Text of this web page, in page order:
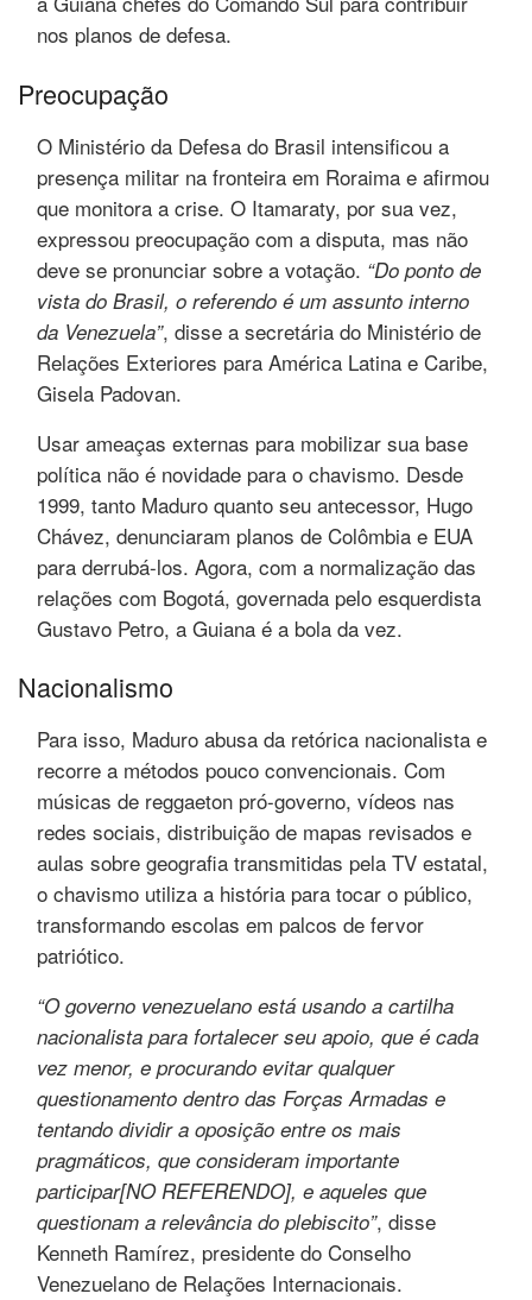
nos planos de defesa.
Preocupação
O Ministério da Defesa do Brasil intensificou a
presença militar na fronteira em Roraima e afirmou
que monitora a crise. O Itamaraty, por sua vez,
expressou preocupação com a disputa, mas não
deve se pronunciar sobre a votação. “Do ponto de
vista do Brasil, o referendo é um assunto interno
da Venezuela”, disse a secretária do Ministério de
Relações Exteriores para América Latina e Caribe,
Gisela Padovan.
Usar ameaças externas para mobilizar sua base
política não é novidade para o chavismo. Desde
1999, tanto Maduro quanto seu antecessor, Hugo
Chávez, denunciaram planos de Colômbia e EUA
para derrubá-los. Agora, com a normalização das
relações com Bogotá, governada pelo esquerdista
Gustavo Petro, a Guiana é a bola da vez.
Nacionalismo
Para isso, Maduro abusa da retórica nacionalista e
recorre a métodos pouco convencionais. Com
músicas de reggaeton pró-governo, vídeos nas
redes sociais, distribuição de mapas revisados e
aulas sobre geografia transmitidas pela TV estatal,
o chavismo utiliza a história para tocar o público,
transformando escolas em palcos de fervor
patriótico.
“O governo venezuelano está usando a cartilha
nacionalista para fortalecer seu apoio, que é cada
vez menor, e procurando evitar qualquer
questionamento dentro das Forças Armadas e
tentando dividir a oposição entre os mais
pragmáticos, que consideram importante
participar[NO REFERENDO], e aqueles que
questionam a relevância do plebiscito”, disse
Kenneth Ramírez, presidente do Conselho
Venezuelano de Relações Internacionais.